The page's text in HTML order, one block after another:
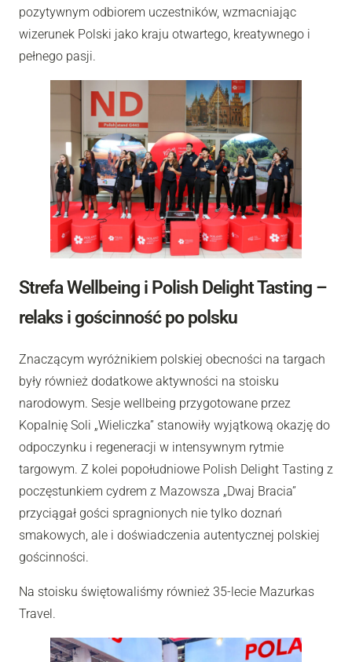
pozytywnym odbiorem uczestników, wzmacniając
wizerunek Polski jako kraju otwartego, kreatywnego i
pełnego pasji.
Strefa Wellbeing i Polish Delight Tasting –
relaks i gościnność po polsku
Znaczącym wyróżnikiem polskiej obecności na targach
były również dodatkowe aktywności na stoisku
narodowym. Sesje wellbeing przygotowane przez
Kopalnię Soli „Wieliczka” stanowiły wyjątkową okazję do
odpoczynku i regeneracji w intensywnym rytmie
targowym. Z kolei popołudniowe Polish Delight Tasting z
poczęstunkiem cydrem z Mazowsza „Dwaj Bracia”
przyciągał gości spragnionych nie tylko doznań
smakowych, ale i doświadczenia autentycznej polskiej
gościnności.
Na stoisku świętowaliśmy również 35-lecie Mazurkas
Travel.